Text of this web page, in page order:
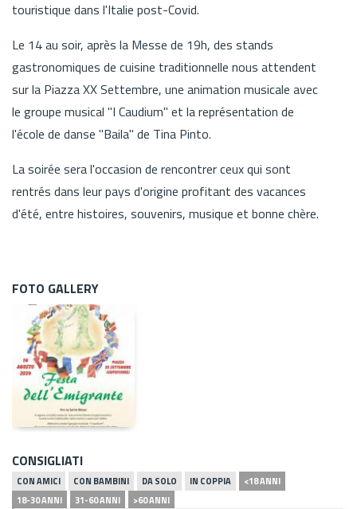
touristique dans l'Italie post-Covid.
Le 14 au soir, après la Messe de 19h, des stands
gastronomiques de cuisine traditionnelle nous attendent
sur la Piazza XX Settembre, une animation musicale avec
le groupe musical "I Caudium" et la représentation de
l'école de danse "Baila" de Tina Pinto.
La soirée sera l'occasion de rencontrer ceux qui sont
rentrés dans leur pays d'origine profitant des vacances
d'été, entre histoires, souvenirs, musique et bonne chère.
FOTO GALLERY
CONSIGLIATI
CON AMICI CON BAMBINI DA SOLO IN COPPIA
<18 ANNI
18-30 ANNI
31-60 ANNI >60 ANNI